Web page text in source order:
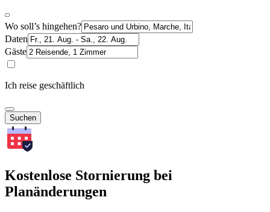
Wo soll’s hingehen?
Daten
Gäste
Ich reise geschäftlich
Suchen
Kostenlose Stornierung bei
Planänderungen